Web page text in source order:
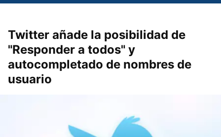
Twitter añade la posibilidad de
"Responder a todos" y
autocompletado de nombres de
usuario